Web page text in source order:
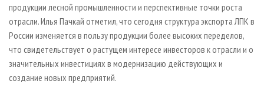
продукции лесной промышленности и перспективные точки роста
отрасли. Илья Пачкай отметил, что сегодня структура экспорта ЛПК в
России изменяется в пользу продукции более высоких переделов,
что свидетельствует о растущем интересе инвесторов к отрасли и о
значительных инвестициях в модернизацию действующих и
создание новых предприятий.